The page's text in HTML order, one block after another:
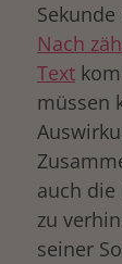
Nach
Text
müssen
auch
zu
seiner